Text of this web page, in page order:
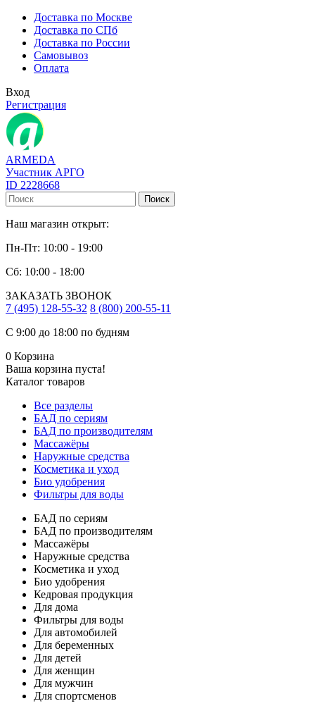
Доставка по Москве
Доставка по СПб
Доставка по России
Самовывоз
Оплата
Вход
Регистрация
ARMEDA
Участник АРГО
ID 2228668
Поиск
Наш магазин открыт:
Пн-Пт: 10:00 - 19:00
Сб: 10:00 - 18:00
ЗАКАЗАТЬ ЗВОНОК
7 (495) 128-55-32 8 (800) 200-55-11
С 9:00 до 18:00 по будням
0 Корзина
Ваша корзина пуста!
Каталог товаров
Все разделы
БАД по сериям
БАД по производителям
Массажёры
Наружные средства
Косметика и уход
Био удобрения
Фильтры для воды
БАД по сериям
БАД по производителям
Массажёры
Наружные средства
Косметика и уход
Био удобрения
Кедровая продукция
Для дома
Фильтры для воды
Для автомобилей
Для беременных
Для детей
Для женщин
Для мужчин
Для спортсменов